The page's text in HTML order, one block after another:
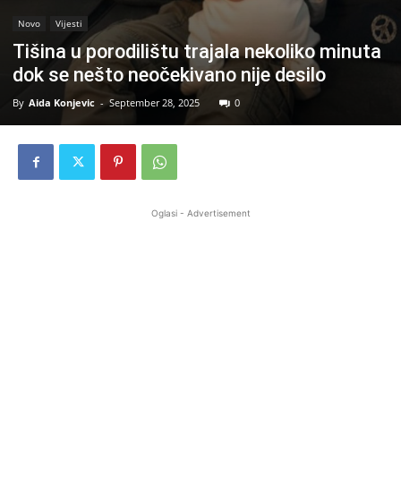
Novo Vijesti
Tišina u porodilištu trajala nekoliko minuta
dok se nešto neočekivano nije desilo
By Aida Konjevic - September 28, 2025 0
Oglasi - Advertisement